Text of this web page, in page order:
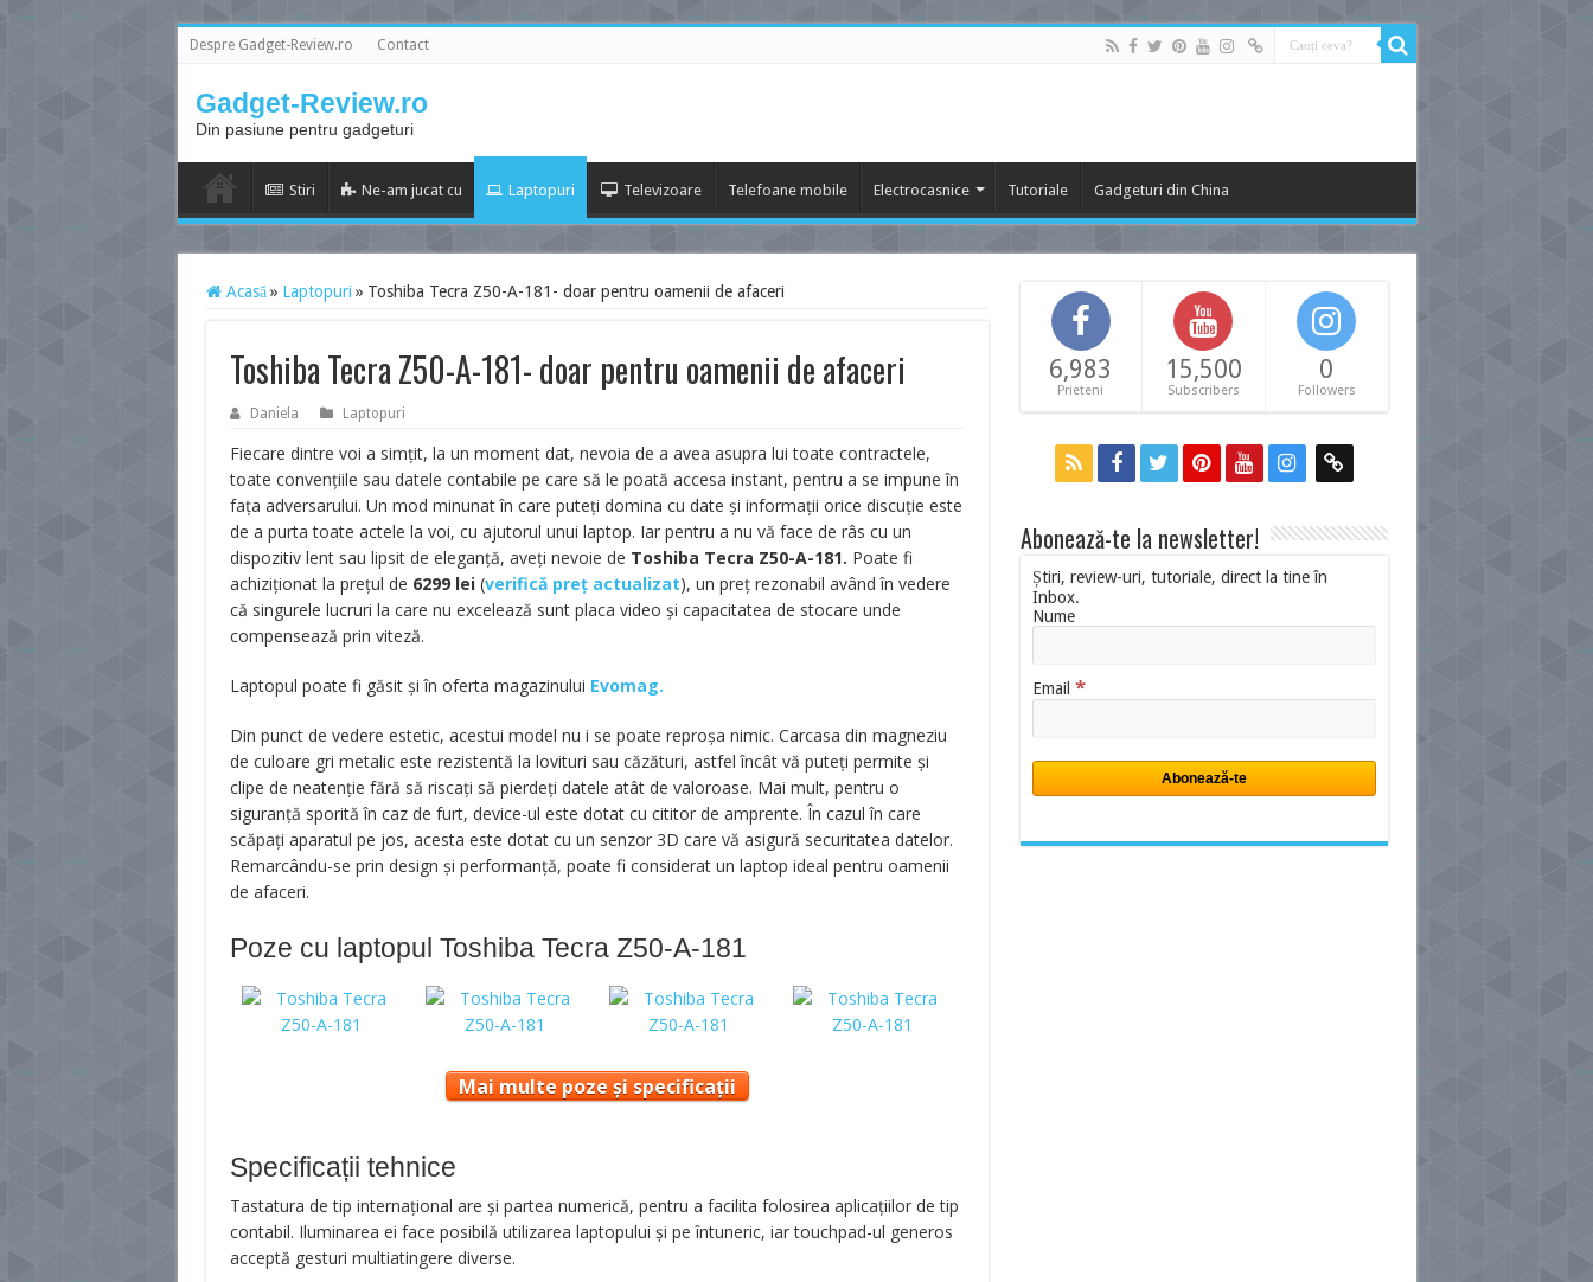
Despre Gadget-Review.ro Contact
Gadget-Review.ro
Din pasiune pentru gadgeturi
Stiri Ne-am jucat cu Laptopuri Televizoare Telefoane mobile Electrocasnice Tutoriale Gadgeturi din China
Acasă » Laptopuri » Toshiba Tecra Z50-A-181- doar pentru oamenii de afaceri
Toshiba Tecra Z50-A-181- doar pentru oamenii de afaceri
Daniela Laptopuri
Fiecare dintre voi a simţit, la un moment dat, nevoia de a avea asupra lui toate contractele,
toate convenţiile sau datele contabile pe care să le poată accesa instant, pentru a se impune în
faţa adversarului. Un mod minunat în care puteţi domina cu date şi informaţii orice discuţie este
de a purta toate actele la voi, cu ajutorul unui laptop. Iar pentru a nu vă face de râs cu un
dispozitiv lent sau lipsit de eleganţă, aveţi nevoie de Toshiba Tecra Z50-A-181. Poate fi
achiziţionat la preţul de 6299 lei(verifică preț actualizat), un preţ rezonabil având în vedere
că singurele lucruri la care nu excelează sunt placa video şi capacitatea de stocare unde
compensează prin viteză.
Laptopul poate fi găsit și în oferta magazinului Evomag.
Din punct de vedere estetic, acestui model nu i se poate reproşa nimic. Carcasa din magneziu
de culoare gri metalic este rezistentă la lovituri sau căzături, astfel încât vă puteţi permite şi
clipe de neatenţie fără să riscaţi să pierdeţi datele atât de valoroase. Mai mult, pentru o
siguranţă sporită în caz de furt, device-ul este dotat cu cititor de amprente. În cazul în care
scăpaţi aparatul pe jos, acesta este dotat cu un senzor 3D care vă asigură securitatea datelor.
Remarcându-se prin design şi performanţă, poate fi considerat un laptop ideal pentru oamenii
de afaceri.
Poze cu laptopul Toshiba Tecra Z50-A-181
Mai multe poze și specificații
Specificații tehnice
Tastatura de tip internaţional are şi partea numerică, pentru a facilita folosirea aplicaţiilor de tip
contabil. Iluminarea ei face posibilă utilizarea laptopului şi pe întuneric, iar touchpad-ul generos
acceptă gesturi multiatingere diverse.
6,983
Prieteni
15,500
Subscribers
0
Followers
Abonează-te la newsletter!
Știri, review-uri, tutoriale, direct la tine în
Inbox.
Nume
Email *